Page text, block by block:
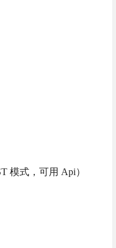
模式，可用 Api）